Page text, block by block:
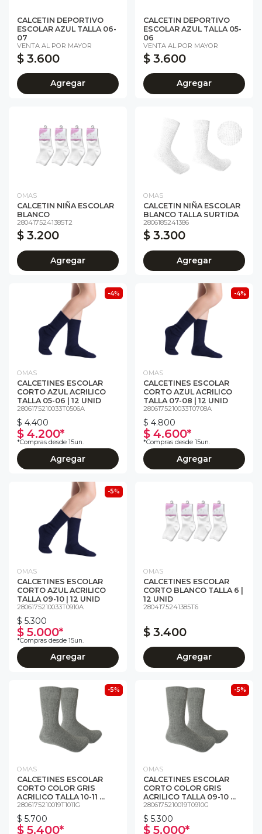
CALCETIN DEPORTIVO
ESCOLAR AZUL TALLA 06-
07
VENTA AL POR MAYOR
$ 3.600
Agregar
CALCETIN DEPORTIVO
ESCOLAR AZUL TALLA 05-
06
VENTA AL POR MAYOR
$ 3.600
Agregar
OMAS
CALCETIN NIÑA ESCOLAR
BLANCO
2804175241385T2
$ 3.200
Agregar
OMAS
CALCETIN NIÑA ESCOLAR
BLANCO TALLA SURTIDA
2806185241386
$ 3.300
Agregar
-4%
OMAS
CALCETINES ESCOLAR
CORTO AZUL ACRILICO
TALLA 05-06 | 12 UNID
2806175210033T0506A
$ 4.400
$ 4.200*
*Compras desde 15un.
Agregar
-4%
OMAS
CALCETINES ESCOLAR
CORTO AZUL ACRILICO
TALLA 07-08 | 12 UNID
2806175210033T0708A
$ 4.800
$ 4.600*
*Compras desde 15un.
Agregar
-5%
OMAS
CALCETINES ESCOLAR
CORTO AZUL ACRILICO
TALLA 09-10 | 12 UNID
2806175210033T0910A
$ 5.300
$ 5.000*
*Compras desde 15un.
Agregar
OMAS
CALCETINES ESCOLAR
CORTO BLANCO TALLA 6 |
12 UNID
2804175241385T6
$ 3.400
Agregar
-5%
OMAS
CALCETINES ESCOLAR
CORTO COLOR GRIS
ACRILICO TALLA 10-11 ...
2806175210019T1011G
$ 5.700
$ 5.400*
-5%
OMAS
CALCETINES ESCOLAR
CORTO COLOR GRIS
ACRILICO TALLA 09-10 ...
2806175210019T0910G
$ 5.300
$ 5.000*